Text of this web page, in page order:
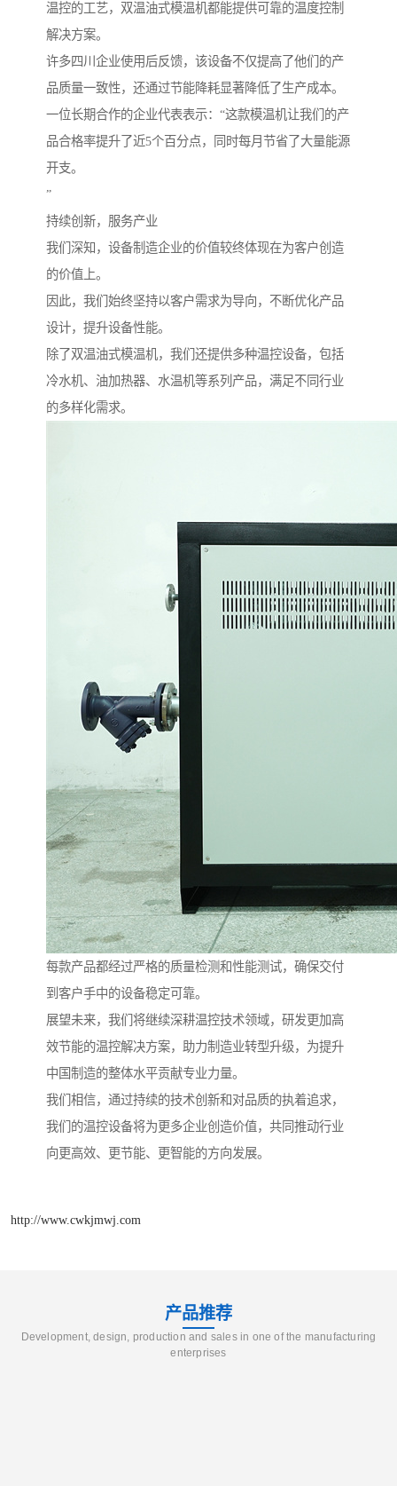
温控的工艺，双温油式模温机都能提供可靠的温度控制
解决方案。
许多四川企业使用后反馈，该设备不仅提高了他们的产
品质量一致性，还通过节能降耗显著降低了生产成本。
一位长期合作的企业代表表示：“这款模温机让我们的产
品合格率提升了近5个百分点，同时每月节省了大量能源
开支。
”
持续创新，服务产业
我们深知，设备制造企业的价值较终体现在为客户创造
的价值上。
因此，我们始终坚持以客户需求为导向，不断优化产品
设计，提升设备性能。
除了双温油式模温机，我们还提供多种温控设备，包括
冷水机、油加热器、水温机等系列产品，满足不同行业
的多样化需求。
每款产品都经过严格的质量检测和性能测试，确保交付
到客户手中的设备稳定可靠。
展望未来，我们将继续深耕温控技术领域，研发更加高
效节能的温控解决方案，助力制造业转型升级，为提升
中国制造的整体水平贡献专业力量。
我们相信，通过持续的技术创新和对品质的执着追求，
我们的温控设备将为更多企业创造价值，共同推动行业
向更高效、更节能、更智能的方向发展。
http://www.cwkjmwj.com
产品推荐
Development, design, production and sales in one of the manufacturing
enterprises